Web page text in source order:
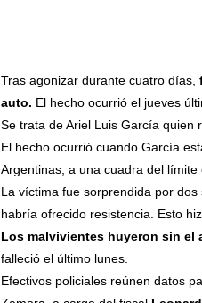
Tras agonizar durante cuatro días,
auto. El hecho ocurrió el jueves
Se trata de Ariel Luis García quien
El hecho ocurrió cuando García
Argentinas, a una cuadra del límite
La víctima fue sorprendida por
habría ofrecido resistencia. Esto
Los malvivientes huyeron sin el
falleció el último lunes.
Efectivos policiales reúnen datos